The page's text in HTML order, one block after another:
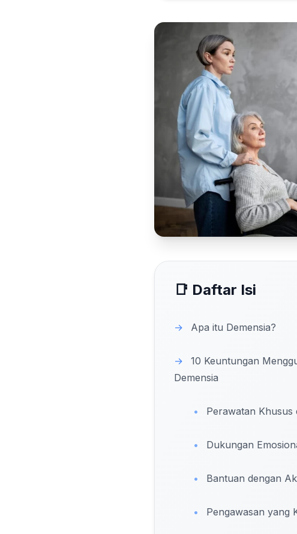
📑 Daftar Isi
→ Apa itu Demensia?
→
10 Keuntungan
Demensia
• Perawatan Khusus
• Dukungan
• Bantuan dengan
• Pengawasan yang